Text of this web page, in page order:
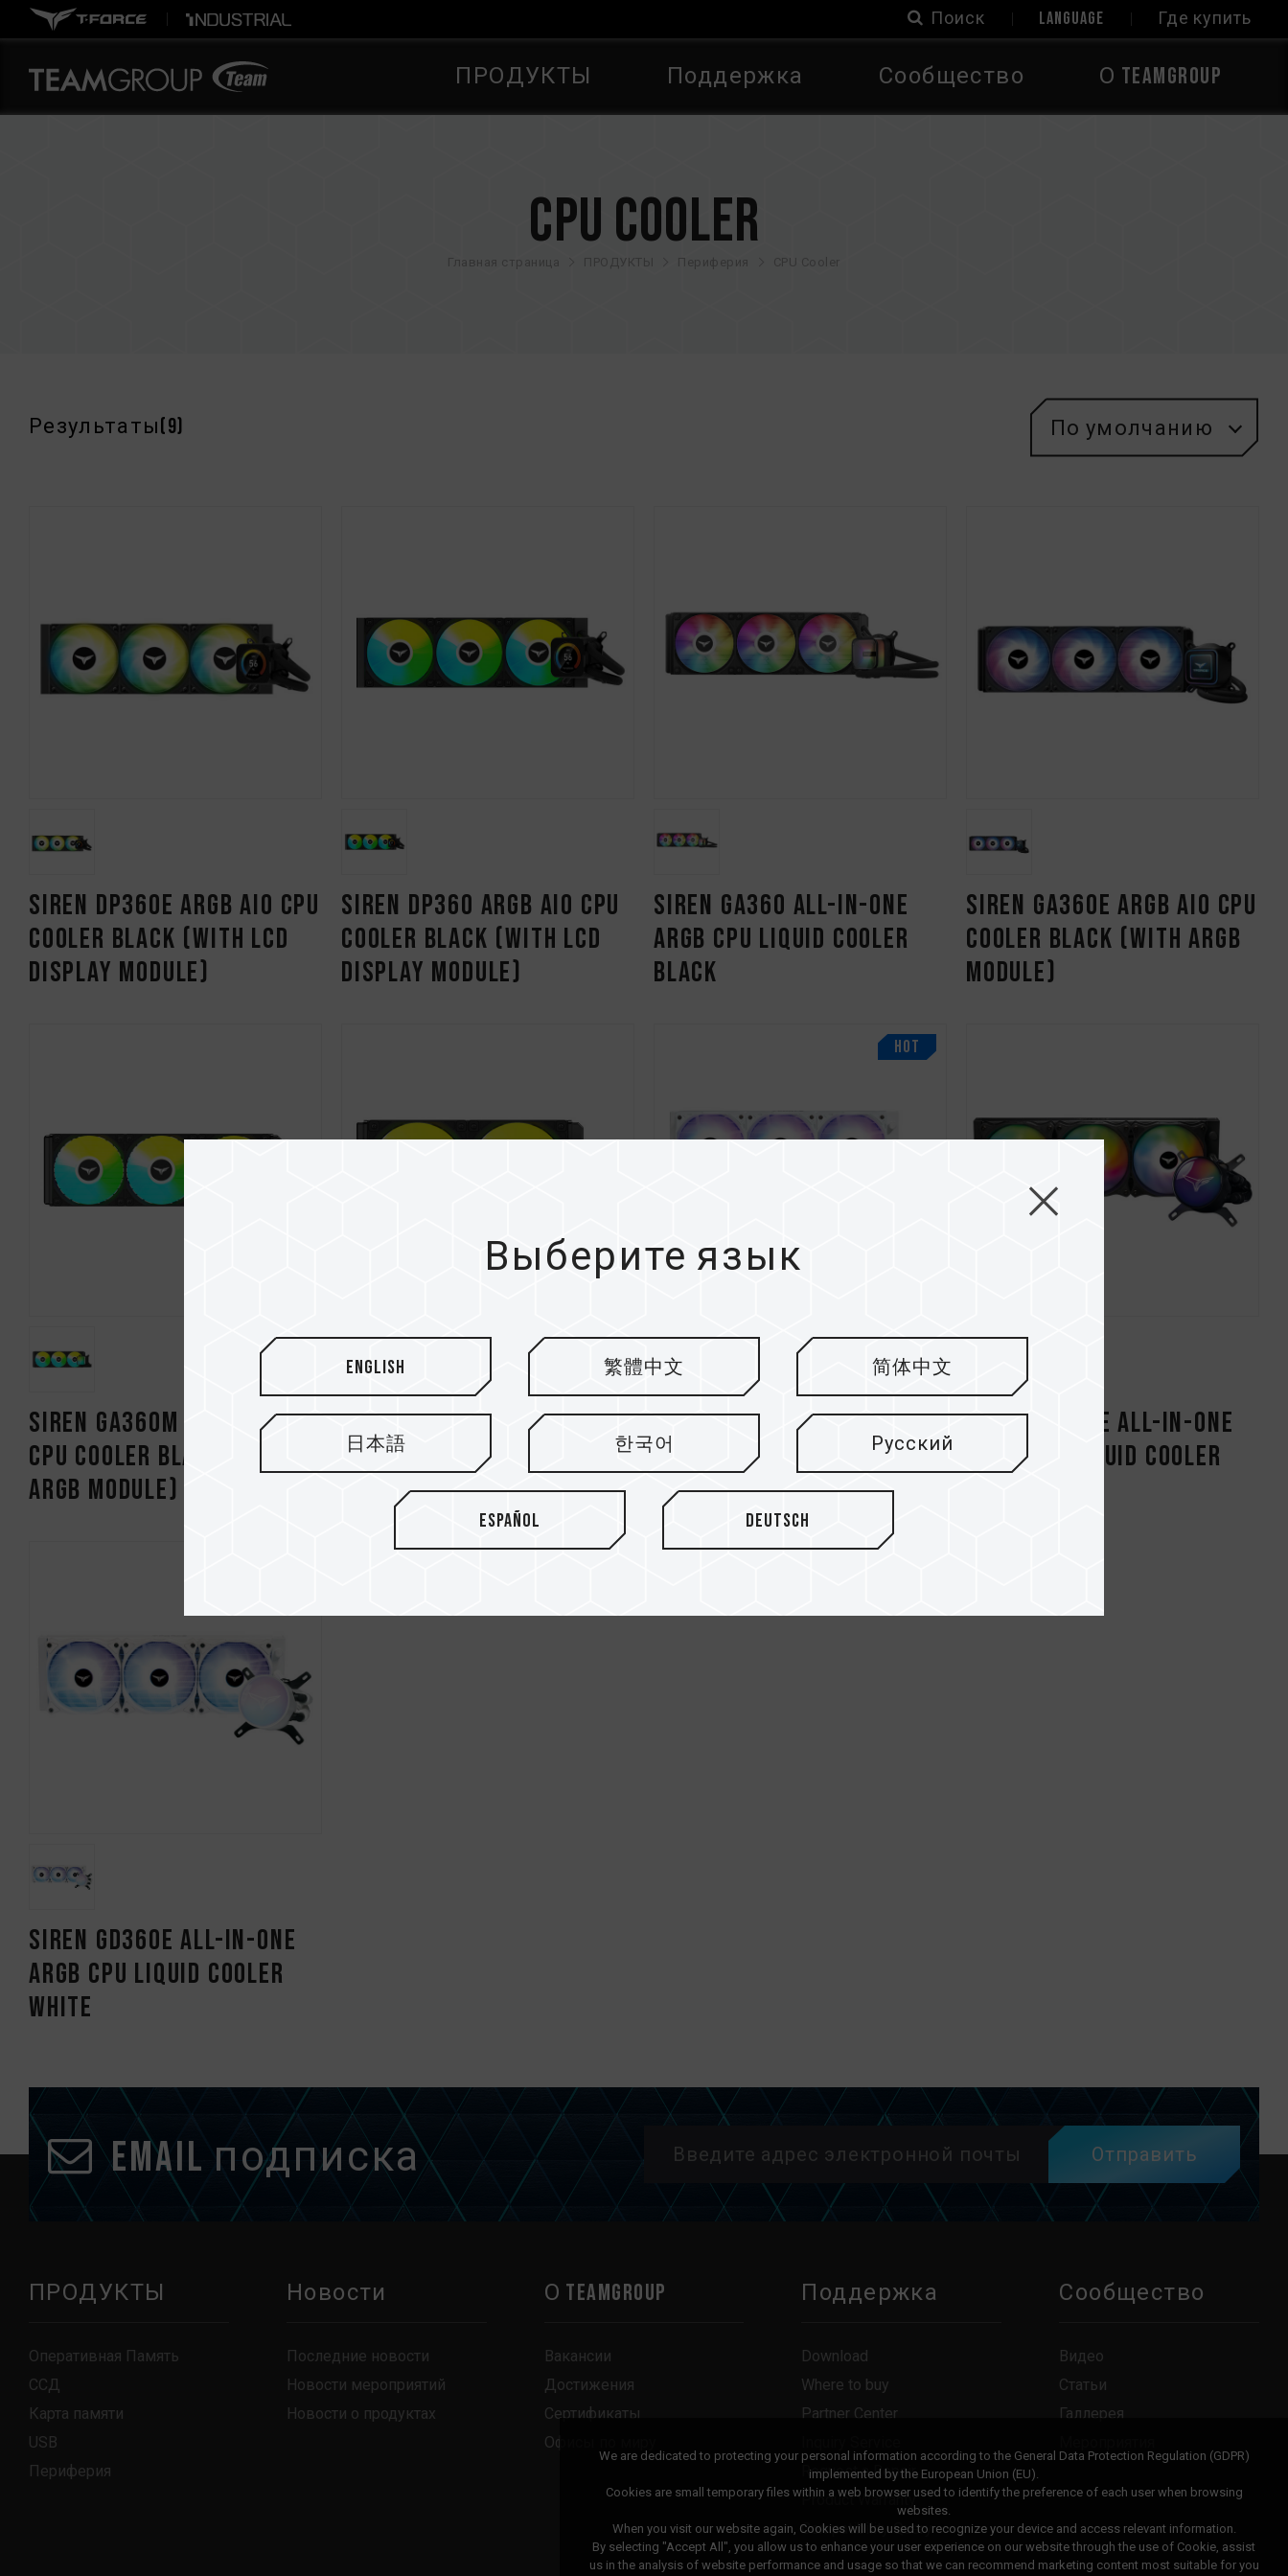
Поиск LANGUAGE Где купить
ПРОДУКТЫ Поддержка Сообщество О TEAMGROUP
CPU Cooler
Главная страница ПРОДУКТЫ Периферия CPU Cooler
Результаты(9) По умолчанию
SIREN DP360E ARGB AIO CPU
Cooler Black (With LCD
Display Module)
SIREN DP360 ARGB AIO CPU
Cooler Black (With LCD
Display Module)
SIREN GA360 All-in-One
ARGB CPU Liquid Cooler
Black
SIREN GA360E ARGB AIO CPU
Cooler Black (With ARGB
Module)
SIREN GA360M ARGB AIO
CPU Cooler Black (With
ARGB Module)
SIREN GA240M ARGB AIO
CPU Cooler Black (With
ARGB Module)
HOT
SIREN DUO360 AIO ARGB CPU
& SSD Liquid Cooler
SIREN GD360E All-in-One
ARGB CPU Liquid Cooler
SIREN GD360E All-in-One
ARGB CPU Liquid Cooler
White
Email подписка Отправить
ПРОДУКТЫ
Оперативная Память
ССД
Карта памяти
USB
Периферия
Новости
Последние новости
Новости мероприятий
Новости о продуктах
О TEAMGROUP
Вакансии
Достижения
Сертификаты
Офисы по миру
Поддержка
Download
Where to buy
Partner Center
Request a Repair
Product Warranty
Compatibility Query
Сообщество
Видео
Статьи
Галлерея
Выберите язык
English 繁體中文 简体中文
日本語 한국어 Русский
Español Deutsch
We are dedicated to protecting your personal information according to the General Data Protection Regulation (GDPR)
implemented by the European Union (EU).
Cookies are small temporary files within a web browser used to identify the preference of each user when browsing
websites.
When you visit our website again, Cookies will be used to recognize your device and access relevant information.
By selecting "Accept All", you allow us to enhance your user experience on our website through the use of Cookie, assist
us in the analysis of website performance and usage so that we can recommend marketing content most suitable for you